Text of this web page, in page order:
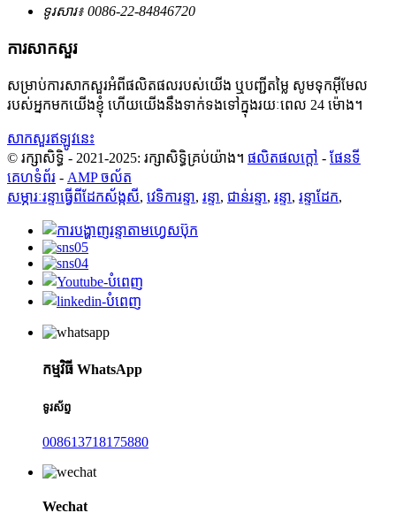
ទូរសារ៖ 0086-22-84846720
ការសាកសួរ
សម្រាប់ការសាកសួរអំពីផលិតផលរបស់យើង ឬបញ្ជីតម្លៃ សូមទុកអ៊ីមែល
របស់អ្នកមកយើងខ្ញុំ ហើយយើងនឹងទាក់ទងទៅក្នុងរយៈពេល 24 ម៉ោង។
សាកសួរឥឡូវនេះ
© រក្សាសិទ្ធិ - 2021-2025: រក្សាសិទ្ធិគ្រប់យ៉ាង។ ផលិតផលក្តៅ - ផែនទី
គេហទំព័រ - AMP ចល័ត
សម្ភារៈរន្ទាធ្វើពីដែកស័ង្កសី, វេទិការន្ទា, រន្ទា, ជាន់រន្ទា, រន្ទា, រន្ទាដែក,
កម្មវិធី WhatsApp
ទូរស័ព្ទ
008613718175880
Wechat